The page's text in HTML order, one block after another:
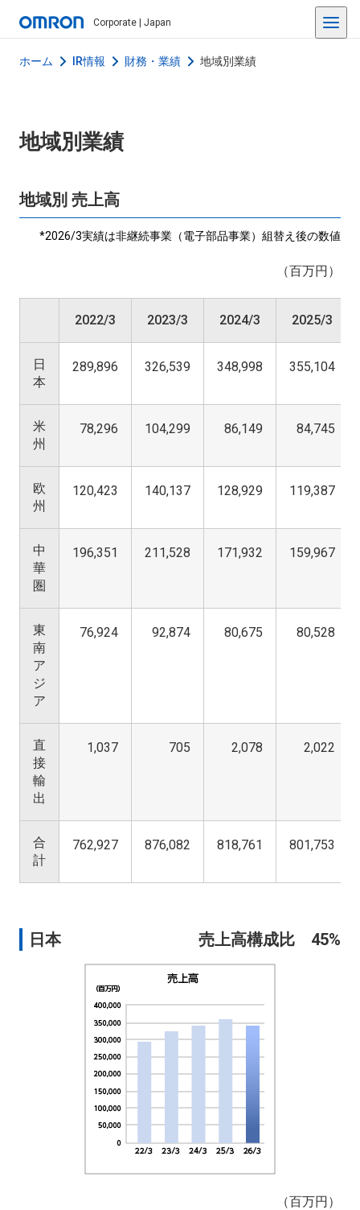
Corporate | Japan
ホーム IR情報 財務・業績 地域別業績
地域別業績
地域別 売上高
*2026/3実績は非継続事業（電子部品事業）組替え後の数値
（百万円）
2022/3 2023/3 2024/3 2025/3
日
本
289,896 326,539 348,998 355,104
米
州
78,296 104,299 86,149 84,745
欧
州
120,423 140,137 128,929 119,387
中
華
圏
196,351 211,528 171,932 159,967
東
南
ア
ジ
ア
76,924 92,874 80,675 80,528
直
接
輸
出
1,037 705 2,078 2,022
合
計
762,927 876,082 818,761 801,753
日本 売上高構成比 45%
（百万円）